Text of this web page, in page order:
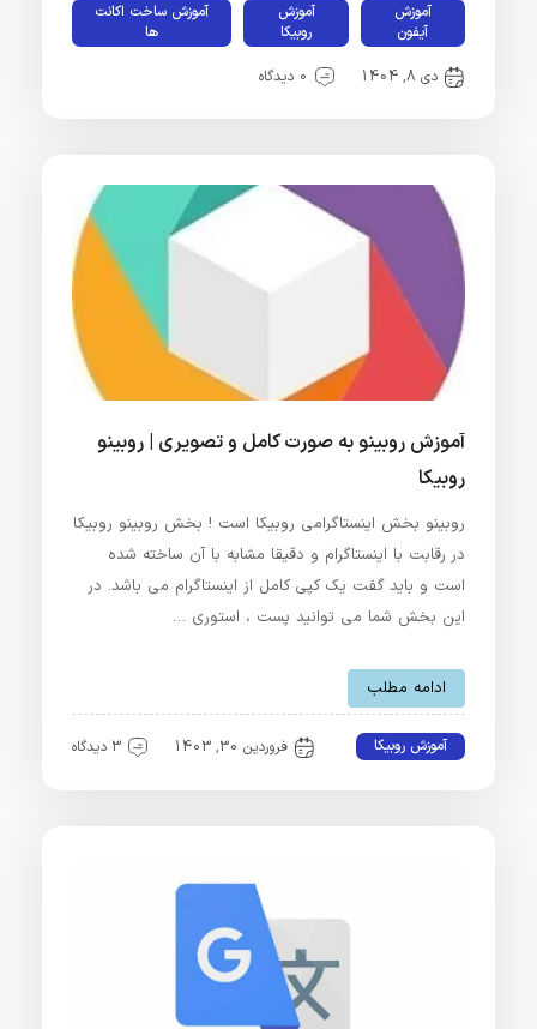
آموزش
آیفون
آموزش
روبیکا
آموزش ساخت اکانت
ها
دی 8, 1404 0 دیدگاه
آموزش روبینو به صورت کامل و تصویری | روبینو
روبیکا
روبینو بخش اینستاگرامی روبیکا است ! بخش روبینو روبیکا
در رقابت با اینستاگرام و دقیقا مشابه با آن ساخته شده
است و باید گفت یک کپی کامل از اینستاگرام می باشد. در
این بخش شما می توانید پست ، استوری …
ادامه مطلب
آموزش روبیکا فروردین 30, 1403 3 دیدگاه